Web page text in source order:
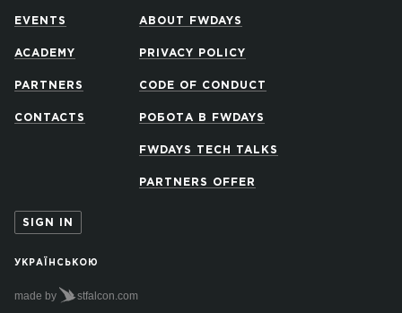
EVENTS
ACADEMY
PARTNERS
CONTACTS
ABOUT FWDAYS
PRIVACY POLICY
CODE OF CONDUCT
РОБОТА В FWDAYS
FWDAYS TECH TALKS
PARTNERS OFFER
SIGN IN
УКРАЇНСЬКОЮ
made by stfalcon.com